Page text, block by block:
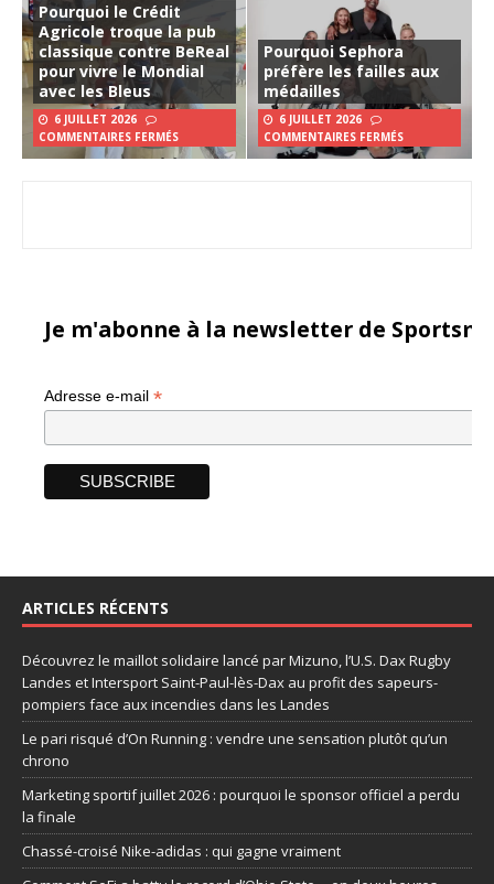
Pourquoi le Crédit
Agricole troque la pub
classique contre BeReal
pour vivre le Mondial
avec les Bleus
6 JUILLET 2026
COMMENTAIRES FERMÉS
Pourquoi Sephora
préfère les failles aux
médailles
6 JUILLET 2026
COMMENTAIRES FERMÉS
Je m'abonne à la newsletter de
Adresse e-mail *
ARTICLES RÉCENTS
Découvrez le maillot solidaire lancé par Mizuno, l’U.S. Dax Rugby
Landes et Intersport Saint-Paul-lès-Dax au profit des sapeurs-
pompiers face aux incendies dans les Landes
Le pari risqué d’On Running : vendre une sensation plutôt qu’un
chrono
Marketing sportif juillet 2026 : pourquoi le sponsor officiel a perdu
la finale
Chassé-croisé Nike-adidas : qui gagne vraiment